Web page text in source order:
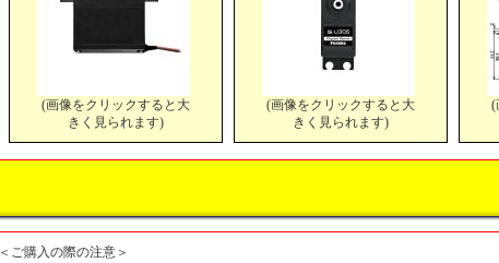
(画像をクリックすると大
きく見られます)
(画像をクリックすると大
きく見られます)
(
＜ご購入の際の注意＞